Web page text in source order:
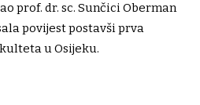
prof. dr. sc. Sunčici Oberman
povijest postavši prva
u Osijeku.